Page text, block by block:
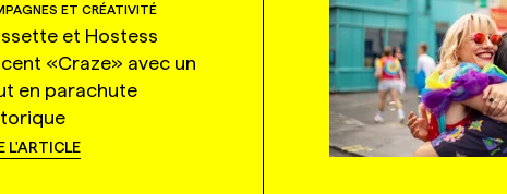
ET CRÉATIVITÉ
et Hostess
«Craze» avec un
en parachute
L'ARTICLE